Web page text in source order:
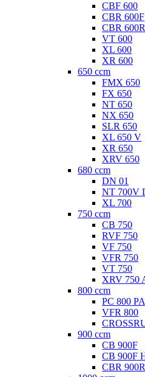
CBF 600
CBR 600F
CBR
VT 600
XL 600
XR 600
650 ccm
FMX 650
FX 650
NT 650
NX 650
SLR 650
XL 650 V
XR 650
XRV 650
680 ccm
DN 01
NT 700V
XL 700
750 ccm
CB 750
RVF 750
VF 750
VFR 750
VT 750
XRV 750
800 ccm
PC 800
VFR 800
900 ccm
CB 900F
CB 900F
CBR